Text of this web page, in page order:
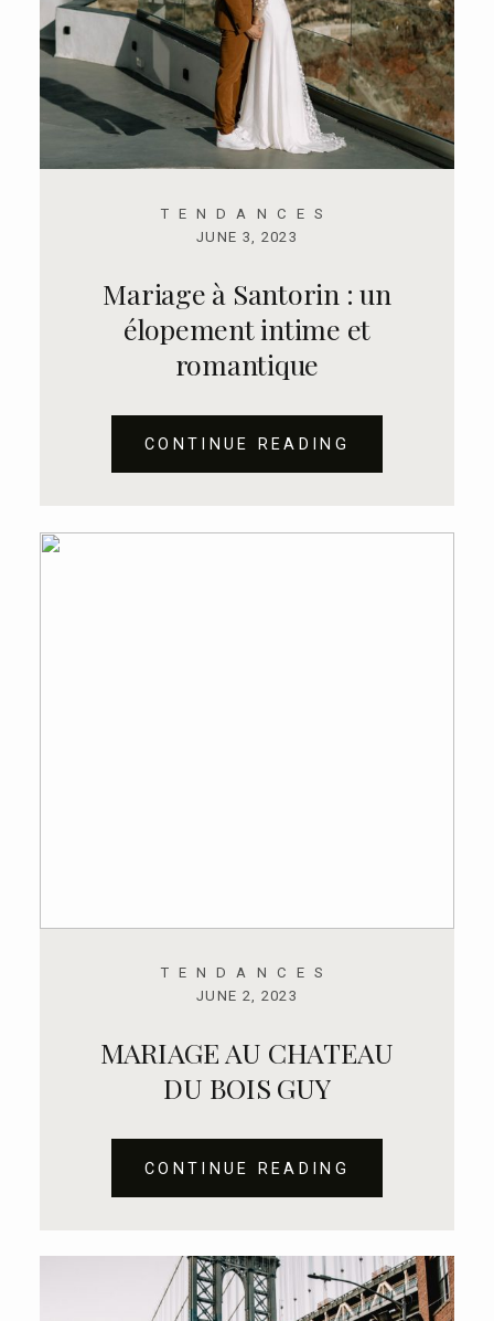
TENDANCES
JUNE 3, 2023
Mariage à Santorin : un
élopement intime et
romantique
CONTINUE READING
TENDANCES
JUNE 2, 2023
MARIAGE AU CHATEAU
DU BOIS GUY
CONTINUE READING